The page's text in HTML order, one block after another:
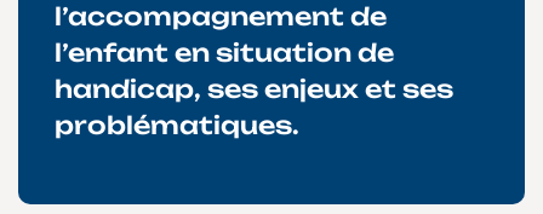
l’accompagnement de
l’enfant en situation de
handicap, ses enjeux et ses
problématiques.